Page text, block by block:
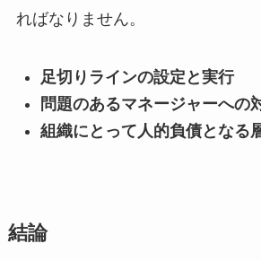
ればなりません。
足切りラインの設定と実行
問題のあるマネージャーへの
組織にとって人的負債となる
結論